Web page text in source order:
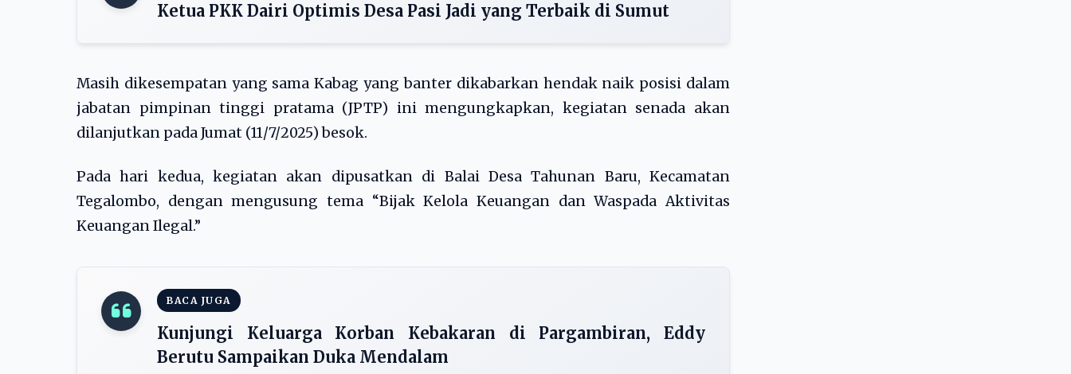
Ketua PKK Dairi Optimis Desa Pasi Jadi yang Terbaik di Sumut
Masih dikesempatan yang sama Kabag yang banter dikabarkan hendak naik posisi dalam
jabatan pimpinan tinggi pratama (JPTP) ini mengungkapkan, kegiatan senada akan
dilanjutkan pada Jumat (11/7/2025) besok.
Pada hari kedua, kegiatan akan dipusatkan di Balai Desa Tahunan Baru, Kecamatan
Tegalombo, dengan mengusung tema “Bijak Kelola Keuangan dan Waspada Aktivitas
Keuangan Ilegal.”
BACA JUGA
Kunjungi Keluarga Korban Kebakaran di Pargambiran, Eddy
Berutu Sampaikan Duka Mendalam